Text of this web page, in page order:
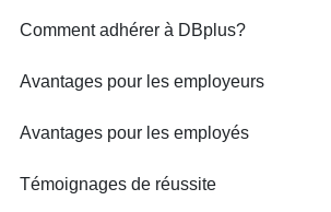
Comment adhérer à DBplus?
Avantages pour les employeurs
Avantages pour les employés
Témoignages de réussite